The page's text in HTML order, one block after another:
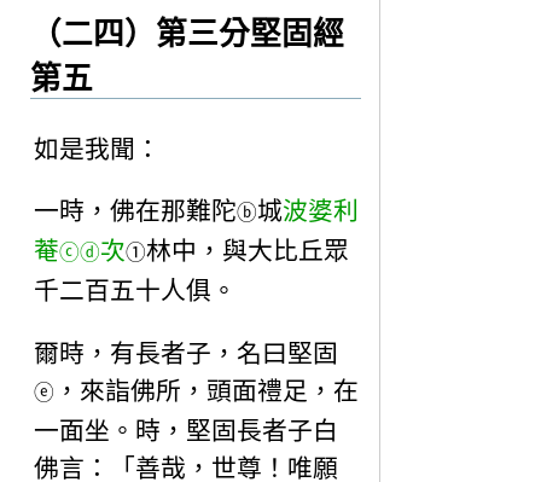
（二四）第三分堅固經
第五
如是我聞：
一時，佛在那難陀ⓑ城波婆利
菴ⓒⓓ次①林中，與大比丘眾
千二百五十人俱。
爾時，有長者子，名曰堅固
ⓔ ，來詣佛所，頭面禮足，在
一面坐。時，堅固長者子白
佛言：「善哉，世尊！唯願